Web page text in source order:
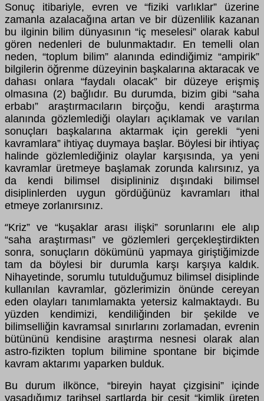
Sonuç itibariyle, evren ve “fiziki varlıklar” üzerine
zamanla azalacağına artan ve bir düzenlilik kazanan
bu ilginin bilim dünyasının “iç meselesi” olarak kabul
gören nedenleri de bulunmaktadır. En temelli olan
neden, “toplum bilim” alanında edindiğimiz “ampirik”
bilgilerin öğrenme düzeyinin başkalarına aktaracak ve
dahası onlara “faydalı olacak” bir düzeye erişmiş
olmasına (2) bağlıdır. Bu durumda, bizim gibi “saha
erbabı” araştırmacıların birçoğu, kendi araştırma
alanında gözlemlediği olayları açıklamak ve varılan
sonuçları başkalarına aktarmak için gerekli “yeni
kavramlara” ihtiyaç duymaya başlar. Böylesi bir ihtiyaç
halinde gözlemlediğiniz olaylar karşısında, ya yeni
kavramlar üretmeye başlamak zorunda kalırsınız, ya
da kendi bilimsel disiplininiz dışındaki bilimsel
disiplinlerden uygun gördüğünüz kavramları ithal
etmeye zorlanırsınız.
“Kriz” ve “kuşaklar arası ilişki” sorunlarını ele alıp
“saha araştırması” ve gözlemleri gerçekleştirdikten
sonra, sonuçların dökümünü yapmaya giriştiğimizde
tam da böylesi bir durumla karşı karşıya kaldık.
Nihayetinde, sorumlu tutulduğumuz bilimsel disiplinde
kullanılan kavramlar, gözlerimizin önünde cereyan
eden olayları tanımlamakta yetersiz kalmaktaydı. Bu
yüzden kendimizi, kendiliğinden bir şekilde ve
bilimselliğin kavramsal sınırlarını zorlamadan, evrenin
bütününü kendisine araştırma nesnesi olarak alan
astro-fizikten toplum bilimine spontane bir biçimde
kavram aktarımı yaparken bulduk.
Bu durum ilkönce, “bireyin hayat çizgisini” içinde
yaşadığımız tarihsel şartlarda bir çeşit “kimlik üreten